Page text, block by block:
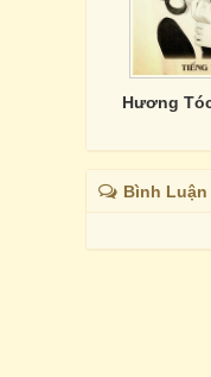
Bình Luận